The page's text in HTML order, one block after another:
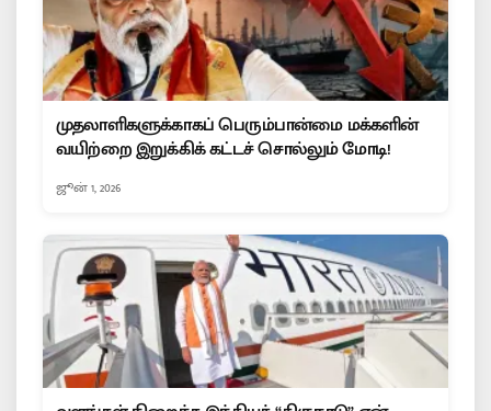
முதலாளிகளுக்காகப் பெரும்பான்மை மக்களின்
வயிற்றை இறுக்கிக் கட்டச் சொல்லும் மோடி!
ஜூன் 1, 2026